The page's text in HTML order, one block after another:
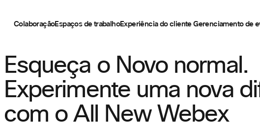
ColaboraçãoEspaços de trabalhoExperiência do clienteGerenciamento de
Esqueça o Novo normal.
Experimente uma nova
com o All New Webex